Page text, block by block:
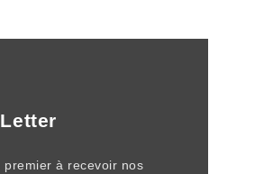
premier à recevoir nos